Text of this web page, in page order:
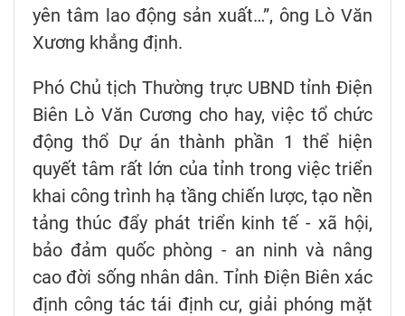
yên tâm lao động sản xuất…”, ông Lò Văn
Xương khẳng định.
Phó Chủ tịch Thường trực UBND tỉnh Điện
Biên Lò Văn Cương cho hay, việc tổ chức
động thổ Dự án thành phần 1 thể hiện
quyết tâm rất lớn của tỉnh trong việc triển
khai công trình hạ tầng chiến lược, tạo nền
tảng thúc đẩy phát triển kinh tế - xã hội,
bảo đảm quốc phòng - an ninh và nâng
cao đời sống nhân dân. Tỉnh Điện Biên xác
định công tác tái định cư, giải phóng mặt